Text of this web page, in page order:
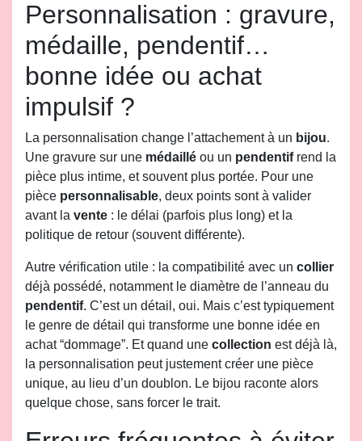
Personnalisation : gravure,
médaille, pendentif…
bonne idée ou achat
impulsif ?
La personnalisation change l’attachement à un bijou.
Une gravure sur une médaillé ou un pendentifrend la
pièce plus intime, et souvent plus portée. Pour une
pièce personnalisable, deux points sont à valider
avant la vente : le délai (parfois plus long) et la
politique de retour (souvent différente).
Autre vérification utile : la compatibilité avec un collier
déjà possédé, notamment le diamètre de l’anneau du
pendentif. C’est un détail, oui. Mais c’est typiquement
le genre de détail qui transforme une bonne idée en
achat “dommage”. Et quand une collection est déjà là,
la personnalisation peut justement créer une pièce
unique, au lieu d’un doublon. Le bijou raconte alors
quelque chose, sans forcer le trait.